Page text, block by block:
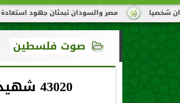
مصر والسودان تبحثان جهود استعادة السلام
صوت فلسطين
43020 شهيدًا حصيلة العدوان الإسرائيلي على غزة